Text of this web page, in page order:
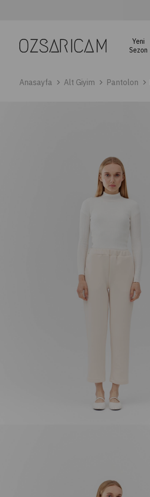
Yeni
Sezon
Anasayfa Alt Giyim Pantolon